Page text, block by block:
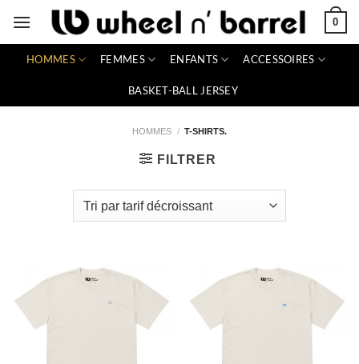
0
HOMMES FEMMES ENFANTS ACCESSOIRES
BASKET-BALL JERSEY
HOMMES / T-SHIRTS.
FILTRER